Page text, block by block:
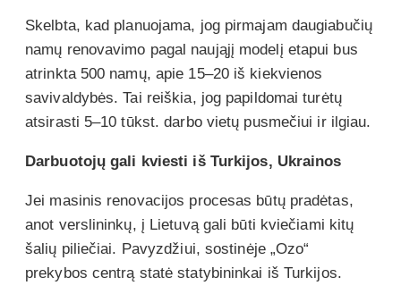
Skelbta, kad planuojama, jog pirmajam daugiabučių
namų renovavimo pagal naująjį modelį etapui bus
atrinkta 500 namų, apie 15–20 iš kiekvienos
savivaldybės. Tai reiškia, jog papildomai turėtų
atsirasti 5–10 tūkst. darbo vietų pusmečiui ir ilgiau.
Darbuotojų gali kviesti iš Turkijos, Ukrainos
Jei masinis renovacijos procesas būtų pradėtas,
anot verslininkų, į Lietuvą gali būti kviečiami kitų
šalių piliečiai. Pavyzdžiui, sostinėje „Ozo“
prekybos centrą statė statybininkai iš Turkijos.